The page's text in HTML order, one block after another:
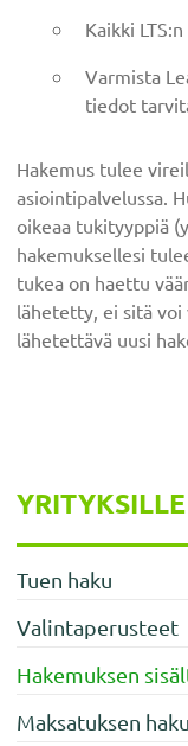
Kaikki
Varmista
tiedot
Hakemus tulee
asiointipalvelussa.
oikeaa tukityyppiä
hakemuksellesi
tukea on haettu
lähetetty, ei sitä voi
lähetettävä uusi
Ensisijainen
Tuen haku
Valintaperusteet
Hakemuksen
Maksatuksen haku